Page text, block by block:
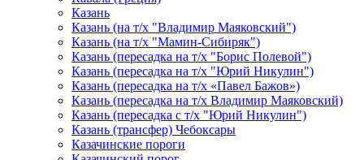
Казань
Казань (на т/х "Владимир Маяковский")
Казань (на т/х "Мамин-Сибиряк")
Казань (пересадка на т/х "Борис Полевой")
Казань (пересадка на т/х "Юрий Никулин")
Казань (пересадка на т/х «Павел Бажов»)
Казань (пересадка на т/х Владимир Маяковский)
Казань (пересадка с т/х "Юрий Никулин")
Казань (трансфер) Чебоксары
Казачинские пороги